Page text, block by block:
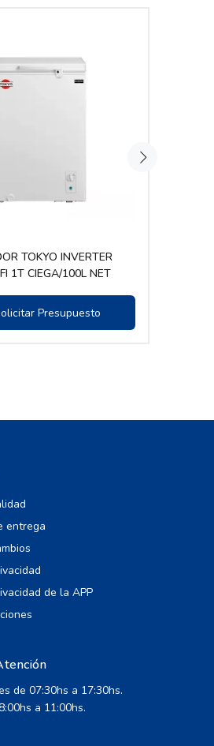
TOKYO INVERTER
TCON120DFI 1T CIEGA/100L NET
Presupuesto
entrega
de la APP
de 07:30hs a 17:30hs.
a 11:00hs.